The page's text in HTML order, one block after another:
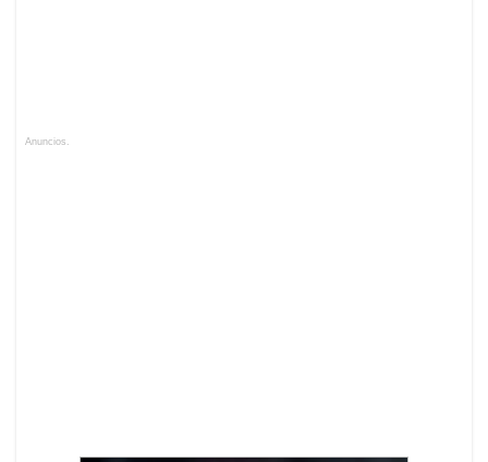
Anuncios.